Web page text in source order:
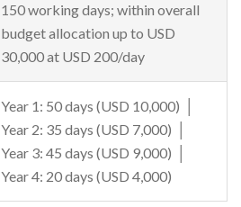
150 working days; within overall
budget allocation up to USD
30,000 at USD 200/day
Year 1: 50 days (USD 10,000) │
Year 2: 35 days (USD 7,000) │
Year 3: 45 days (USD 9,000) │
Year 4: 20 days (USD 4,000)